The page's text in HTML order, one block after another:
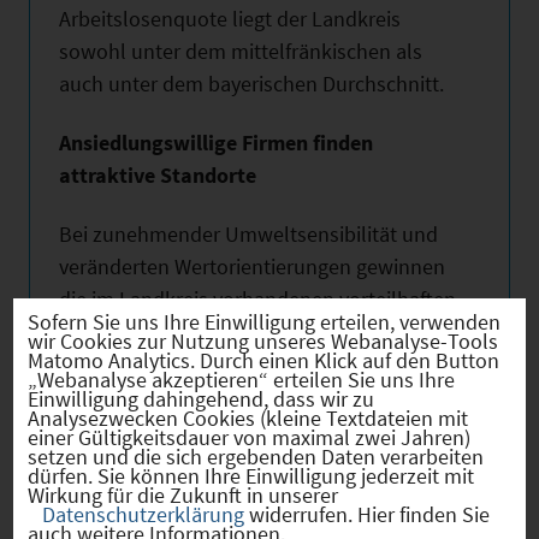
Arbeitslosenquote liegt der Landkreis
sowohl unter dem mittelfränkischen als
auch unter dem bayerischen Durchschnitt.
Ansiedlungswillige Firmen finden
attraktive Standorte
Bei zunehmender Umweltsensibilität und
veränderten Wertorientierungen gewinnen
die im Landkreis vorhandenen vorteilhaften
Standortfaktoren, die besonders
ausgeprägte Betriebsverbundenheit und
das wirtschaftsfreundliche Klima bei
unternehmerischen
Standortentscheidungen immer mehr an
Bedeutung. Bestätigt werden diese
Aussagen durch eine IHK-Umfrage, bei der
Sofern Sie uns Ihre Einwilligung erteilen, verwenden
wir Cookies zur Nutzung unseres Webanalyse-Tools
Matomo Analytics. Durch einen Klick auf den Button
„Webanalyse akzeptieren“ erteilen Sie uns Ihre
Einwilligung dahingehend, dass wir zu
Analysezwecken Cookies (kleine Textdateien mit
einer Gültigkeitsdauer von maximal zwei Jahren)
setzen und die sich ergebenden Daten verarbeiten
dürfen. Sie können Ihre Einwilligung jederzeit mit
Wirkung für die Zukunft in unserer
Datenschutzerklärungwiderrufen. Hier finden Sie